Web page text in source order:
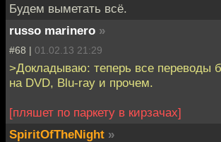
Будем выметать всё.
russo marinero »
#68 | 01.02.13 21:29
>Докладываю: теперь все переводы
на DVD, Blu-ray и прочем.
[пляшет по паркету в кирзачах]
SpiritOfTheNight »